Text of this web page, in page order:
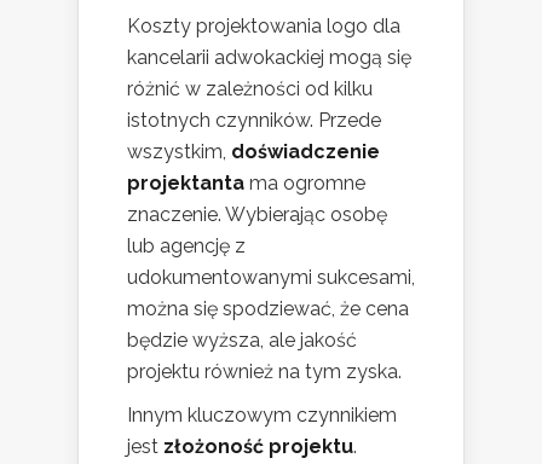
Koszty projektowania logo dla
kancelarii adwokackiej mogą się
różnić w zależności od kilku
istotnych czynników. Przede
wszystkim, doświadczenie
projektanta ma ogromne
znaczenie. Wybierając osobę
lub agencję z
udokumentowanymi sukcesami,
można się spodziewać, że cena
będzie wyższa, ale jakość
projektu również na tym zyska.
Innym kluczowym czynnikiem
jest złożoność projektu.